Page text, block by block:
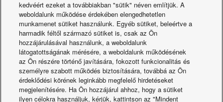
nagy hőcserélő felülettel ellátott, alacsony nyomásesésű,
ellenáramlású polipropilén hőcserélőnek köszönhetően
· A kefe nélküli motorral és modulációs vezérléssel
felszerelt ventilátorok magas komfortfokozatot és csendes
működést biztosítanak.
· Kiemelkedően hatékony légtisztítás és szűrés 80%-os
ePM1 szűrőkkel
· 3-féle egység: univerzálisan beépíthető kompakt (Z),
kedvéért ezeket a továbbiakban "sütik" néven említjük. A
weboldalunk működése érdekében elengedhetetlen
munkamenet sütiket használunk. Egyéb sütiket, beleértve a
harmadik féltől származó sütiket is, csak az Ön
hozzájárulásával használunk, a weboldalunk
látogatottságának mérésére, a weboldalunk működésének
az Ön részére történő javítására, fokozott funkcionalitás és
személyre szabott működés biztosítására, továbbá az Ön
érdeklődési körének leginkább megfelelő hirdetéseket
megjelenítésére. Ha Ön hozzájárul ahhoz, hogy a sütiket
ilyen célokra használjuk, kérjük, kattintson az "Mindent